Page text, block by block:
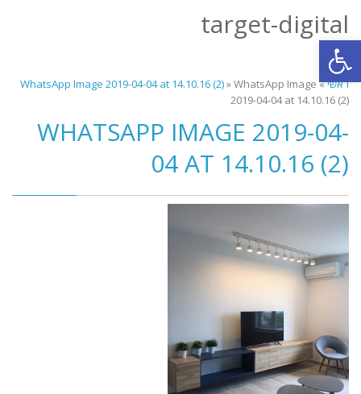
פתח סרגל נגישות
target-digital
ראשי»
WhatsApp Image 2019-04-04 at 14.10.16 (2)»WhatsApp Image
2019-04-04 at 14.10.16 (2)
WHATSAPP IMAGE 2019-04-
04 AT 14.10.16 (2)